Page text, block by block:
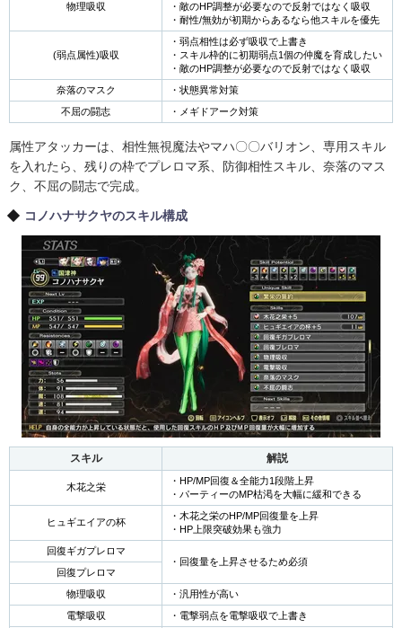
物理吸収
・敵のHP調整が必要なので反射ではなく吸収
・耐性/無効が初期からあるなら他スキルを優先
(弱点属性)吸収
・弱点相性は必ず吸収で上書き
・スキル枠的に初期弱点1個の仲魔を育成したい
・敵のHP調整が必要なので反射ではなく吸収
奈落のマスク
・状態異常対策
不屈の闘志
・メギドアーク対策
属性アタッカーは、相性無視魔法やマハ〇〇バリオン、専用スキル
を入れたら、残りの枠でプレロマ系、防御相性スキル、奈落のマス
ク、不屈の闘志で完成。
コノハナサクヤのスキル構成
スキル 解説
木花之栄
・HP/MP回復＆全能力1段階上昇
・パーティーのMP枯渇を大幅に緩和できる
ヒュギエイアの杯
・木花之栄のHP/MP回復量を上昇
・HP上限突破効果も強力
回復ギガプレロマ
・回復量を上昇させるため必須
回復プレロマ
物理吸収
・汎用性が高い
電撃吸収
・電撃弱点を電撃吸収で上書き